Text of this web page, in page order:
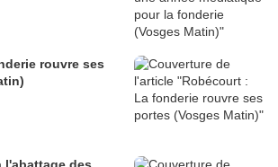
rouvre ses